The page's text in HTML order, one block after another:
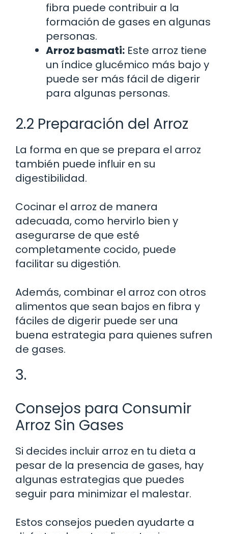
fibra puede contribuir a la
formación de gases en algunas
personas.
Arroz basmati: Este arroz tiene
un índice glucémico más bajo y
puede ser más fácil de digerir
para algunas personas.
2.2 Preparación del Arroz
La forma en que se prepara el arroz
también puede influir en su
digestibilidad.
Cocinar el arroz de manera
adecuada, como hervirlo bien y
asegurarse de que esté
completamente cocido, puede
facilitar su digestión.
Además, combinar el arroz con otros
alimentos que sean bajos en fibra y
fáciles de digerir puede ser una
buena estrategia para quienes sufren
de gases.
3.
Consejos para Consumir
Arroz Sin Gases
Si decides incluir arroz en tu dieta a
pesar de la presencia de gases, hay
algunas estrategias que puedes
seguir para minimizar el malestar.
Estos consejos pueden ayudarte a